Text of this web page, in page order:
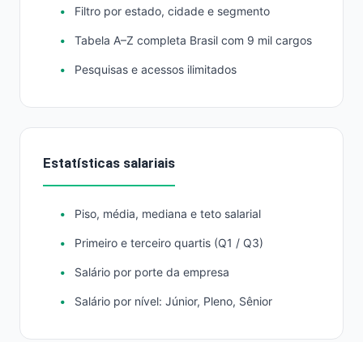
Filtro por estado, cidade e segmento
Tabela A–Z completa Brasil com 9 mil cargos
Pesquisas e acessos ilimitados
Estatísticas salariais
Piso, média, mediana e teto salarial
Primeiro e terceiro quartis (Q1 / Q3)
Salário por porte da empresa
Salário por nível: Júnior, Pleno, Sênior